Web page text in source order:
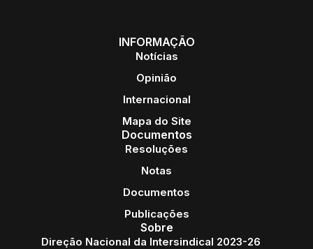
INFORMAÇÃO
Notícias
Opinião
Internacional
Mapa do Site
Documentos
Resoluções
Notas
Documentos
Publicações
Sobre
Direção Nacional da Intersindical 2023-26